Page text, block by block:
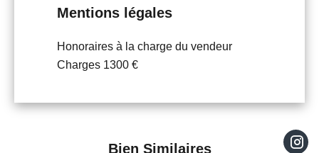
Mentions légales
Honoraires à la charge du vendeur
Charges 1300 €
Bien Similaires